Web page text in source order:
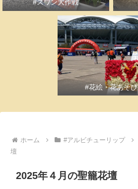
#スワン大作戦
#花絵・花あそび
ホーム #アルビチューリップ
壇
2025年４月の聖籠花壇